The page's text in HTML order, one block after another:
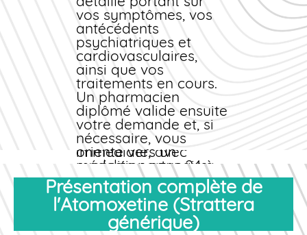
plateforme sécurisée
garantit unachat
confidentiel, une
validation médicale
rigoureuse et une
livraison rapidesous
emballage discret.
Notre stock
permanent assure une
disponibilité
immédiate, avec
expédition sous 24 à
48 heures après
confirmation de votre
commande.
vos symptômes, vos
antécédents
psychiatriques et
cardiovasculaires,
ainsi que vos
traitements en cours.
Un pharmacien
diplômé valide ensuite
votre demande et, si
nécessaire, vous
oriente vers un
médecin partenaire
pour obtenir une
prescription
électronique en
quelques heures.
Présentation complète de
l'Atomoxetine (Strattera
générique)